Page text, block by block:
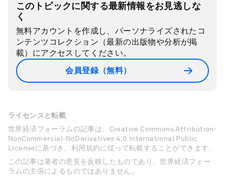
このトピックに関する最新情報をお見逃しな
く
無料アカウントを作成し、パーソナライズされたコ
ンテンツコレクション（最新の出版物や分析が掲
載）にアクセスしてください。
会員登録（無料）
ライセンスと転載
世界経済フォーラムの記事は、Creative Commons Attribution-
NonCommercial-NoDerivatives 4.0 International Public
Licenseに基づき、利用規約に従って転載することができます。
この記事は著者の意見を反映したものであり、世界経済フォー
ラムの主張によるものではありません。